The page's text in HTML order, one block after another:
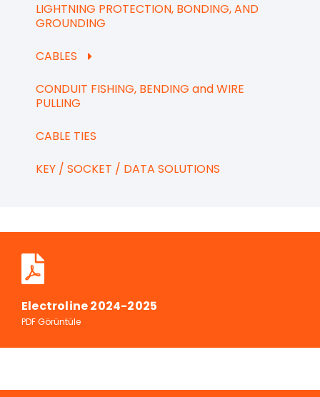
LIGHTNING PROTECTION, BONDING, AND
GROUNDING
CABLES
CONDUIT FISHING, BENDING and WIRE
PULLING
CABLE TIES
KEY / SOCKET / DATA SOLUTIONS
Electroline 2024-2025
PDF Görüntüle